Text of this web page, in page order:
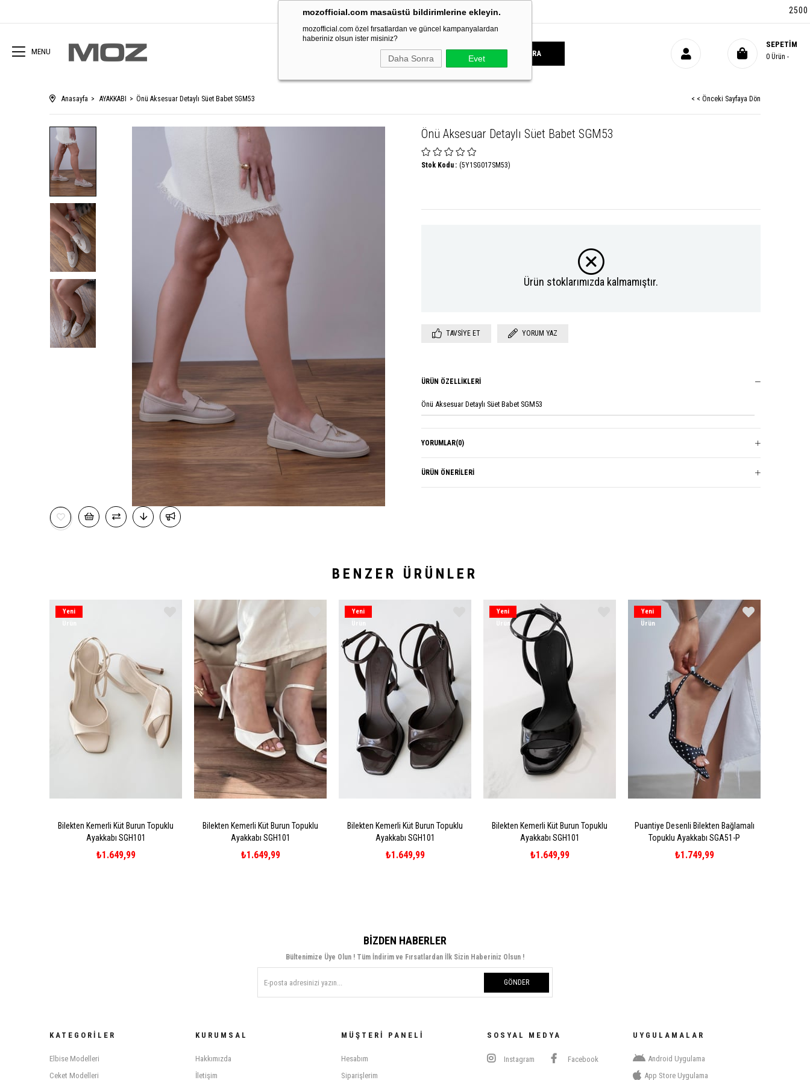
mozofficial.com masaüstü bildirimlerine ekleyin.
mozofficial.com özel fırsatlardan ve güncel kampanyalardan
haberiniz olsun ister misiniz?
Daha Sonra Evet
2500 TL
MENU
SEPETIM
0 Ürün
Anasayfa AYAKKABI Önü Aksesuar Detaylı Süet Babet SGM53 < < Önceki Sayfaya Dön
Önü Aksesuar Detaylı Süet Babet SGM53
(5Y1SG017SM53)
Stok Kodu
Ürün stoklarımızda kalmamıştır.
TAVSIYE ET YORUM YAZ
ÜRÜN ÖZELLIKLERI
Önü Aksesuar Detaylı Süet Babet SGM53
YORUMLAR(0)
ÜRÜN ÖNERILERI
BENZER ÜRÜNLER
Bilekten Kemerli Küt Burun Topuklu
Ayakkabı SGH101
₺1.649,99
Yeni
Bilekten Kemerli Küt Burun Topuklu
Ayakkabı SGH101
₺1.649,99
Bilekten Kemerli Küt Burun Topuklu
Ayakkabı SGH101
₺1.649,99
Yeni
Ürün
Bilekten Kemerli Küt Burun Topuklu
Ayakkabı SGH101
₺1.649,99
Yeni
Ürün
Puantiye Desenli Bilekten Bağlamalı
Topuklu Ayakkabı SGA51-P
₺1.749,99
Yeni
Ürün
BIZDEN HABERLER
Bültenimize Üye Olun ! Tüm İndirim ve Fırsatlardan İlk Sizin Haberiniz Olsun !
GÖNDER
KATEGORILER
Elbise Modelleri
Ceket Modelleri
KURUMSAL
Hakkımızda
İletişim
MÜŞTERI PANELI
Hesabım
Siparişlerim
SOSYAL MEDYA
Instagram Facebook
UYGULAMALAR
Android Uygulama
App Store Uygulama